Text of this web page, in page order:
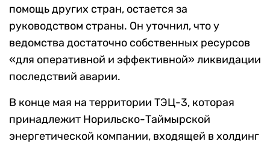
помощь других стран, остается за
руководством страны. Он уточнил, что у
ведомства достаточно собственных ресурсов
«для оперативной и эффективной» ликвидации
последствий аварии.
В конце мая на территории ТЭЦ-3, которая
принадлежит Норильско-Таймырской
энергетической компании, входящей в холдинг